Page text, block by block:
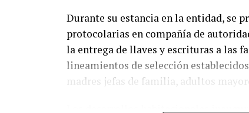
Durante su estancia en la entidad, se
protocolarias en compañía de
la entrega de llaves y escrituras a las
lineamientos de selección
madres jefas de familia, adultos
Los desarrollos habitacionales